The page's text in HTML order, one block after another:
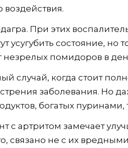
воздействия.
При этих
усугубить состояние,
незрелых помидоров в
случай, когда стоит
заболевания. Но
богатых пуринами,
с артритом замечает
связано не с их